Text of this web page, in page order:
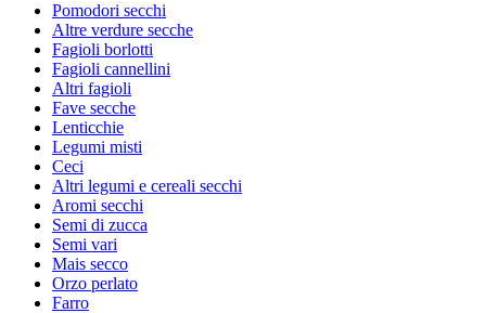
Pomodori secchi
Altre verdure secche
Fagioli borlotti
Fagioli cannellini
Altri fagioli
Fave secche
Lenticchie
Legumi misti
Ceci
Altri legumi e cereali secchi
Aromi secchi
Semi di zucca
Semi vari
Mais secco
Orzo perlato
Farro